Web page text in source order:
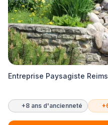
Entreprise Paysagiste Reims
+8 ans d'ancienneté